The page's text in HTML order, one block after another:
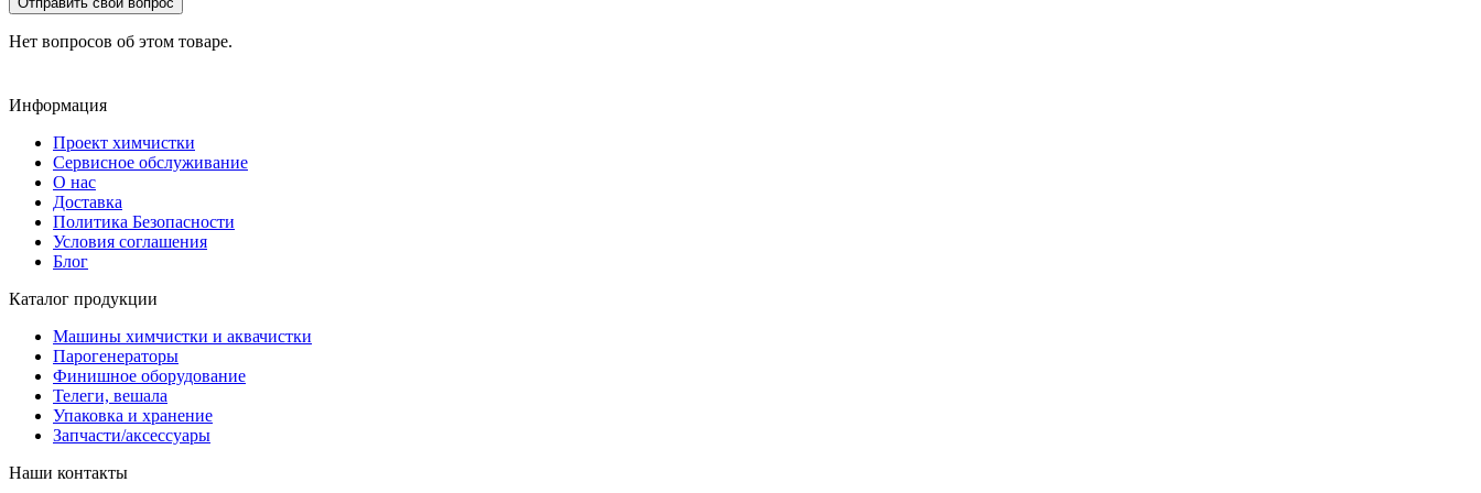
Нет вопросов об этом товаре.
Информация
Проект химчистки
Сервисное обслуживание
О нас
Доставка
Политика Безопасности
Условия соглашения
Блог
Каталог продукции
Машины химчистки и аквачистки
Парогенераторы
Финишное оборудование
Телеги, вешала
Упаковка и хранение
Запчасти/аксессуары
Наши контакты